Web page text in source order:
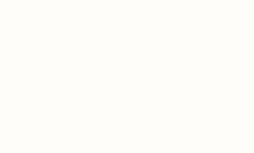
jaoks